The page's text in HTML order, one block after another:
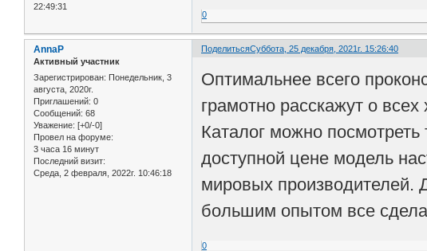
22:49:31
0
ПоделитьсяСуббота, 25 декабря, 2021г. 15:26:40
AnnaP
Активный участник
Зарегистрирован: Понедельник, 3
августа, 2020г.
Приглашений: 0
Сообщений: 68
Уважение: [+0/-0]
Провел на форуме:
3 часа 16 минут
Последний визит:
Среда, 2 февраля, 2022г. 10:46:18
Оптимальнее всего
грамотно расскажут о
Каталог можно посмотреть
доступной цене модель
мировых производителей.
большим опытом все
0